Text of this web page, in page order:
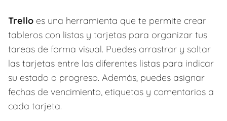
Trello es una herramienta que te permite crear
tableros con listas y tarjetas para organizar tus
tareas de forma visual. Puedes arrastrar y soltar
las tarjetas entre las diferentes listas para indicar
su estado o progreso. Además, puedes asignar
fechas de vencimiento, etiquetas y comentarios a
cada tarjeta.